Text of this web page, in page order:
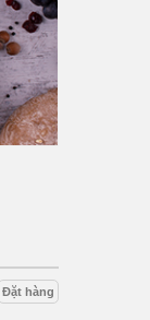
Đặt hàng